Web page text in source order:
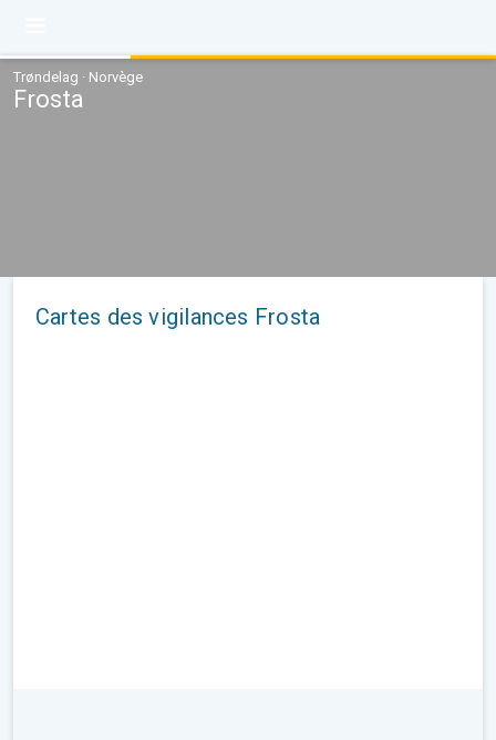
Trøndelag · Norvège
Frosta
Cartes des vigilances Frosta